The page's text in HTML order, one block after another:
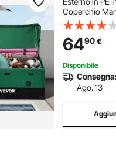
Coperchio
1013L,
Giardino con
Capienza
6490€
Disponibile
Ago. 13